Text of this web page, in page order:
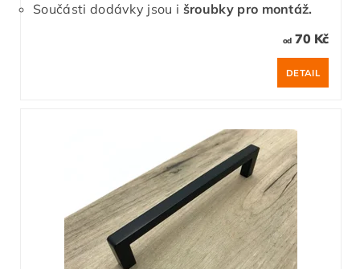
Součásti dodávky jsou i šroubky pro montáž.
od70 Kč
DETAIL